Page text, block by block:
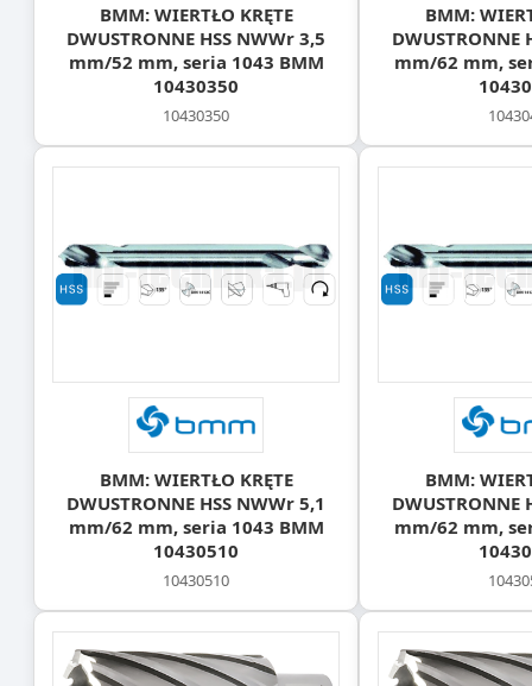
BMM: WIERTŁO KRĘTE
DWUSTRONNE HSS NWWr 3,5
mm/52 mm, seria 1043 BMM
10430350
10430350
BMM:
DWUSTRONNE
mm/62 mm,
BMM: WIERTŁO KRĘTE
DWUSTRONNE HSS NWWr 5,1
mm/62 mm, seria 1043 BMM
10430510
10430510
BMM:
DWUSTRONNE
mm/62 mm,